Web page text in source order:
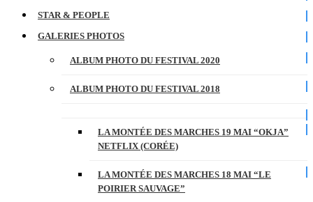
STAR & PEOPLE
GALERIES PHOTOS
ALBUM PHOTO DU FESTIVAL 2020
ALBUM PHOTO DU FESTIVAL 2018
LA MONTÉE DES MARCHES 19 MAI “OKJA”
NETFLIX (CORÉE)
LA MONTÉE DES MARCHES 18 MAI “LE
POIRIER SAUVAGE”